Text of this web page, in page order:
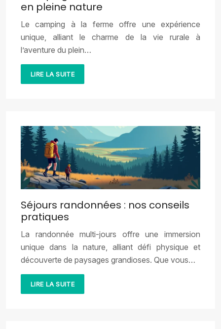
en pleine nature
Le camping à la ferme offre une expérience
unique, alliant le charme de la vie rurale à
l’aventure du plein…
LIRE LA SUITE
Séjours randonnées : nos conseils
pratiques
La randonnée multi-jours offre une immersion
unique dans la nature, alliant défi physique et
découverte de paysages grandioses. Que vous…
LIRE LA SUITE